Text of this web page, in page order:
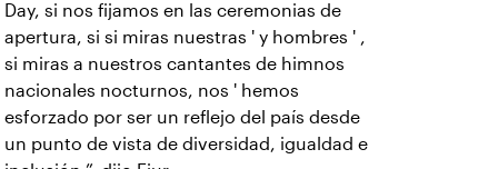
Day, si nos fijamos en las ceremonias de
apertura, si si miras nuestras ' y hombres ' ,
si miras a nuestros cantantes de himnos
nacionales nocturnos, nos ' hemos
esforzado por ser un reflejo del país desde
un punto de vista de diversidad, igualdad e